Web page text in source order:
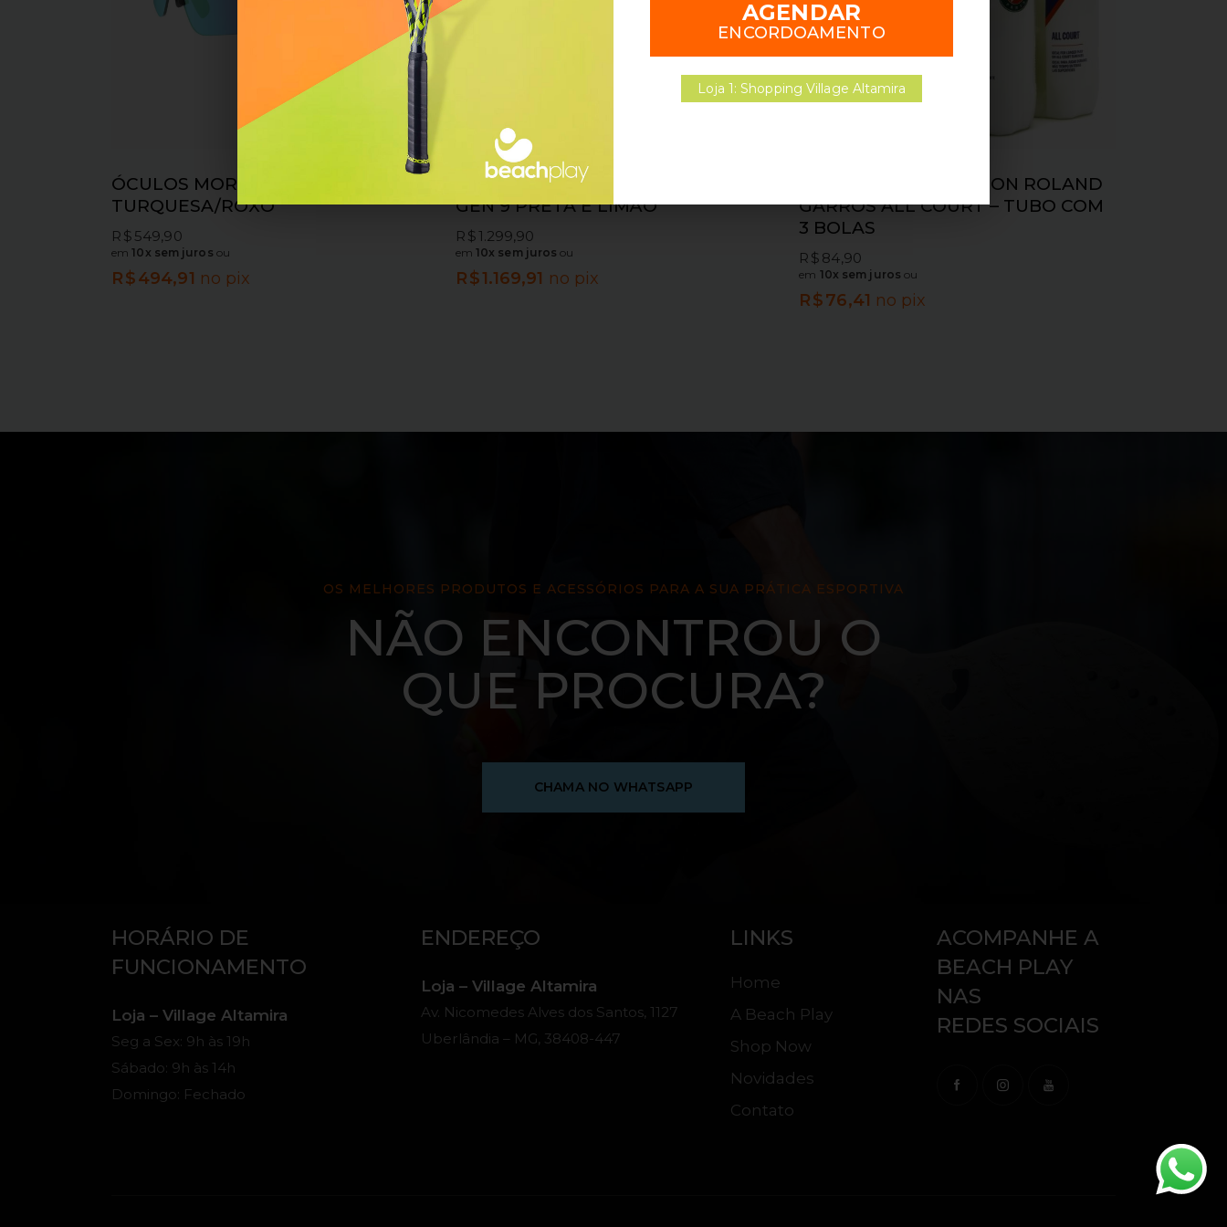
AGENDAR
ENCORDOAMENTO
Loja 1: Shopping Village Altamira
ÓCULOS MORMAII GRAND TOUR 3
TURQUESA/ROXO
R$ 549,90
em10x sem juros ou
R$494,91 no pix
MOCHILA BABOLAT PURE AERO
GEN 9 PRETA E LIMÃO
R$1.299,90
em 10x sem juros ou
R$1.169,91 no pix
BOLA DE TENIS WILSON ROLAND
GARROS ALL COURT – TUBO COM
3 BOLAS
R$ 84,90
em 10x sem juros ou
R$76,41 no pix
OS MELHORES PRODUTOS E ACESSÓRIOS PARA A SUA PRÁTICA ESPORTIVA
NÃO ENCONTROU O
QUE PROCURA?
CHAMA NO WHATSAPP
HORÁRIO DE
FUNCIONAMENTO
Loja – Village Altamira
Seg a Sex: 9h às 19h
Sábado: 9h às 14h
Domingo: Fechado
ENDEREÇO
Loja – Village Altamira
Av. Nicomedes Alves dos Santos, 1127
Uberlândia – MG, 38408-447
LINKS
Home
A Beach Play
Shop Now
Novidades
Contato
ACOMPANHE A
BEACH PLAY
NAS
REDES SOCIAIS